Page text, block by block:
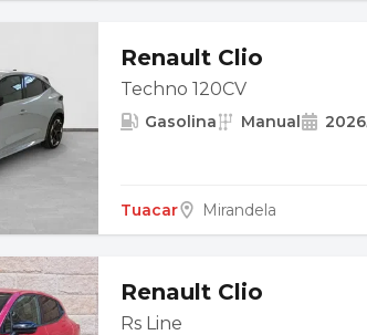
Renault Clio
Techno 120CV
Gasolina Manual 2026
Tuacar Mirandela
Renault Clio
Rs Line